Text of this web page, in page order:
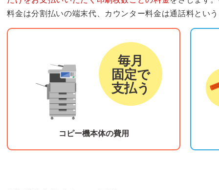
料金は分割払いの端末代、カウンター料金は通話料とい
毎月
固定で
支払う
コピー機本体の費用